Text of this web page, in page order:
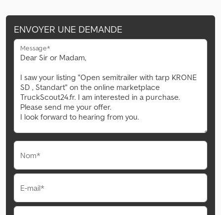
ENVOYER UNE DEMANDE
Message*
Nom*
E-mail*